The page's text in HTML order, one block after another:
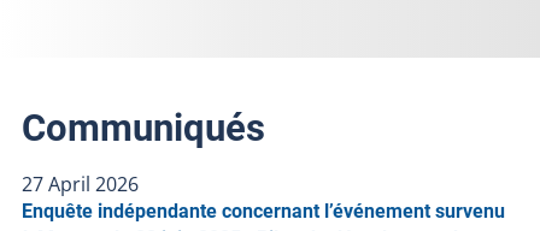
Communiqués
27 April 2026
Enquête indépendante concernant l’événement survenu